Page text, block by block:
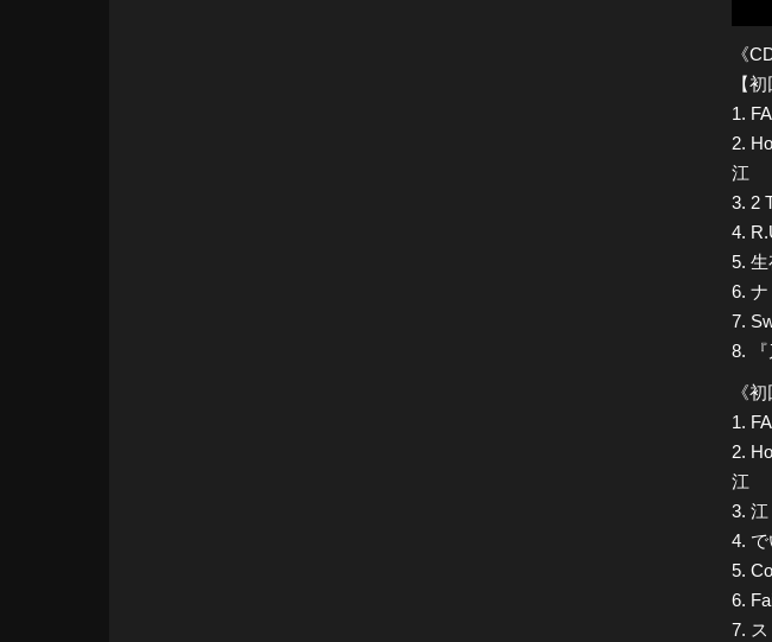
《
【
1.
2.
江
3. 2
4.
5.
6.
7.
8.
《
1.
2.
江
3.
4.
5.
6.
7.